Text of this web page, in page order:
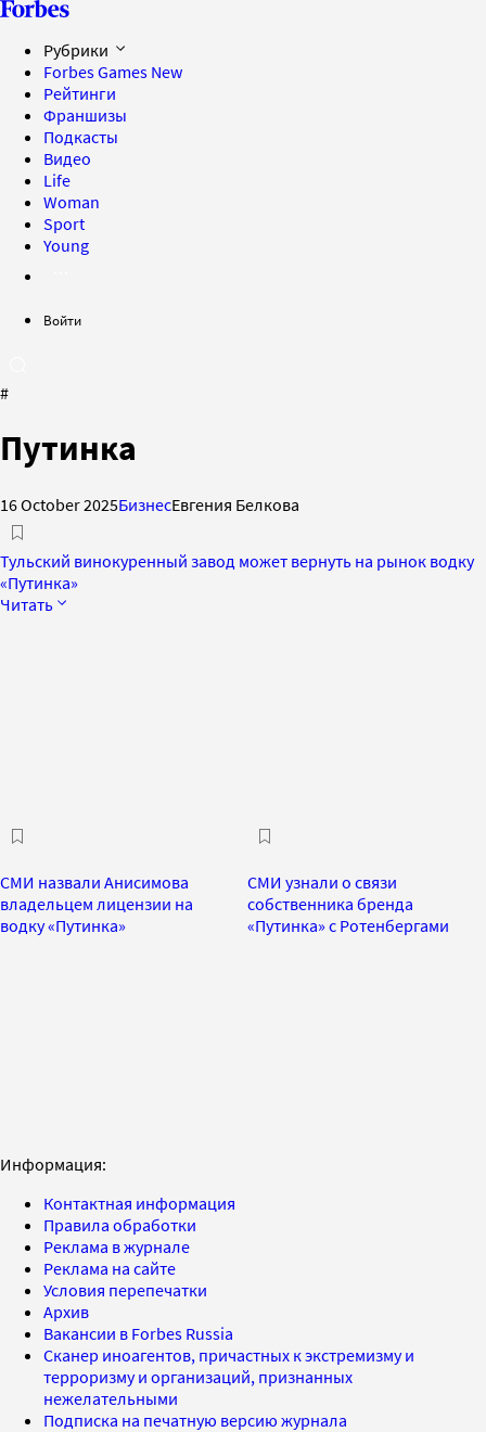
Рубрики
Forbes Games New
Рейтинги
Франшизы
Подкасты
Видео
Life
Woman
Sport
Young
Войти
#
Путинка
16 October 2025БизнесЕвгения Белкова
Тульский винокуренный завод может вернуть на рынок водку
«Путинка»
Читать
СМИ назвали Анисимова
владельцем лицензии на
водку «Путинка»
СМИ узнали о связи
собственника бренда
«Путинка» с Ротенбергами
Информация:
Контактная информация
Правила обработки
Реклама в журнале
Реклама на сайте
Условия перепечатки
Архив
Вакансии в Forbes Russia
Сканер иноагентов, причастных к экстремизму и
терроризму и организаций, признанных
нежелательными
Подписка на печатную версию журнала